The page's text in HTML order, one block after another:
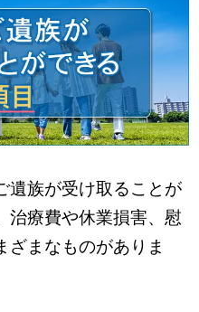
遺族が受け取ることが
治療費や休業損害、慰
ざまなものがありま